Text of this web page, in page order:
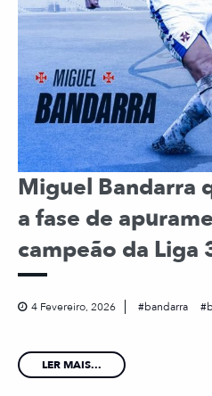
Miguel Bandarra
a fase de
campeão da Liga
4 Fevereiro, 2026 bandarra
LER MAIS...